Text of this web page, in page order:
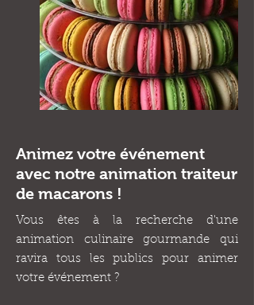
Animez votre événement
avec notre animation traiteur
de macarons !
Vous êtes à la recherche d'une
animation culinaire gourmande qui
ravira tous les publics pour animer
votre événement ?